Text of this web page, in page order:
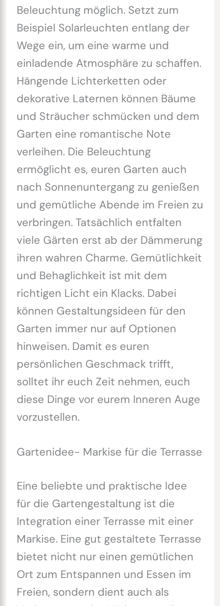
Beleuchtung möglich. Setzt zum
Beispiel Solarleuchten entlang der
Wege ein, um eine warme und
einladende Atmosphäre zu schaffen.
Hängende Lichterketten oder
dekorative Laternen können Bäume
und Sträucher schmücken und dem
Garten eine romantische Note
verleihen. Die Beleuchtung
ermöglicht es, euren Garten auch
nach Sonnenuntergang zu genießen
und gemütliche Abende im Freien zu
verbringen. Tatsächlich entfalten
viele Gärten erst ab der Dämmerung
ihren wahren Charme. Gemütlichkeit
und Behaglichkeit ist mit dem
richtigen Licht ein Klacks. Dabei
können Gestaltungsideen für den
Garten immer nur auf Optionen
hinweisen. Damit es euren
persönlichen Geschmack trifft,
solltet ihr euch Zeit nehmen, euch
diese Dinge vor eurem Inneren Auge
vorzustellen.
Gartenidee- Markise für die Terrasse
Eine beliebte und praktische Idee
für die Gartengestaltung ist die
Integration einer Terrasse mit einer
Markise. Eine gut gestaltete Terrasse
bietet nicht nur einen gemütlichen
Ort zum Entspannen und Essen im
Freien, sondern dient auch als